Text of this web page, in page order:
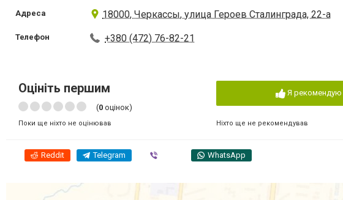
Адреса 18000, Черкассы, улица Героев Сталинграда, 22-а
Телефон +380 (472) 76-82-21
Оцініть першим
(0 оцінок)
Поки ще ніхто не оцінював
Я рекомендую
Ніхто ще не рекомендував
Reddit Telegram WhatsApp